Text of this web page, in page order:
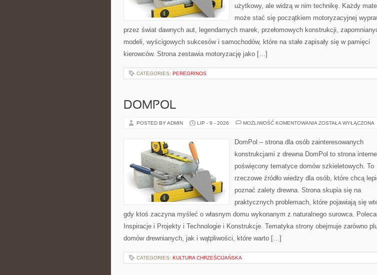
użytkowy, ale widzą w nim technikę. Każdy
może stać się początkiem motoryzacyjnej
przez świat dawnych aut, legendarnych marek, przełomowych konstrukcji,
modeli, wyścigowych sukcesów i samochodów, które na stałe zapisały się w pamięci
kierowców. Strona zestawia motoryzację jako […]
CATEGORIES: PEREGRINOS
DOMPOL
POSTED BY ADMIN LIP - 9 - 2026 MOŻLIWOŚĆ KOMENTOWANIA DOMPOL
ZOSTAŁA WYŁĄCZONA
DomPol – strona dla osób zainteresowanych
konstrukcjami z drewna DomPol to strona
poświęcony tematyce domów szkieletowych. To
rzeczowe źródło wiedzy dla osób, które chcą
poznać zalety drewna. Strona skupia się na
praktycznych problemach, które pojawiają się
gdy ktoś zaczyna myśleć o własnym domu wykonanym z naturalnego surowca.
Inspiracje i Projekty i Technologie i Konstrukcje. Tematyka strony obejmuje zarówno
domów drewnianych, jak i wątpliwości, które warto […]
CATEGORIES: KULTURA CHRZEŚCIJAŃSKA